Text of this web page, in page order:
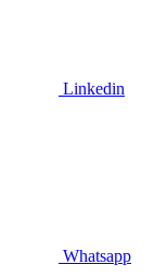
Linkedin
Whatsapp